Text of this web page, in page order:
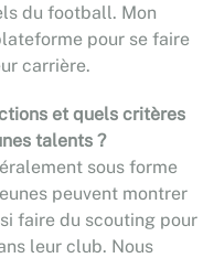
du football. Mon
pour se faire
carrière.
et quels critères
talents ?
sous forme
peuvent montrer
faire du scouting pour
leur club. Nous